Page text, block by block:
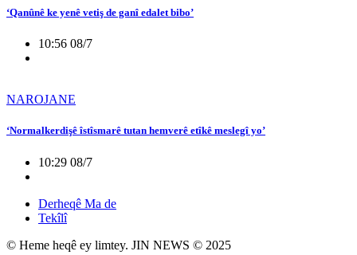
‘Qanûnê ke yenê vetiş de ganî edalet bibo’
10:56 08/7
NAROJANE
‘Normalkerdişê îstîsmarê tutan hemverê etîkê meslegî yo’
10:29 08/7
Derheqê Ma de
Tekîlî
© Heme heqê ey limtey. JIN NEWS © 2025